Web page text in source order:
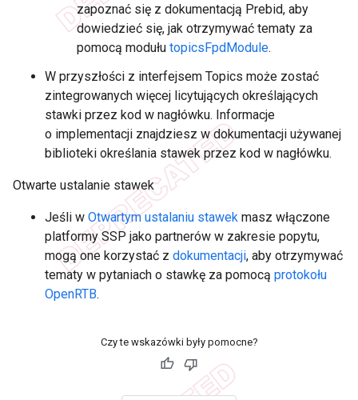
zapoznać się z dokumentacją Prebid, aby
dowiedzieć się, jak otrzymywać tematy za
pomocą modułu topicsFpdModule.
W przyszłości z interfejsem Topics może zostać
zintegrowanych więcej licytujących określających
stawki przez kod w nagłówku. Informacje
o implementacji znajdziesz w dokumentacji używanej
biblioteki określania stawek przez kod w nagłówku.
Otwarte ustalanie stawek
Jeśli w Otwartym ustalaniu stawek masz włączone
platformy SSP jako partnerów w zakresie popytu,
mogą one korzystać z dokumentacji, aby otrzymywać
tematy w pytaniach o stawkę za pomocą protokołu
OpenRTB.
Czy te wskazówki były pomocne?